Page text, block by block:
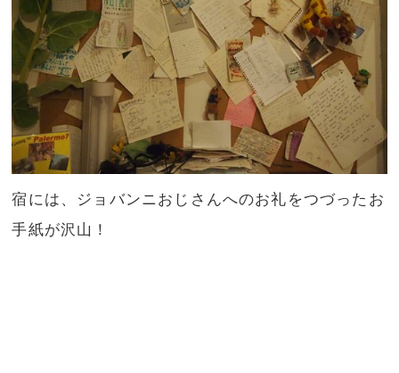
宿には、ジョバンニおじさんへのお礼をつづったお
手紙が沢山！